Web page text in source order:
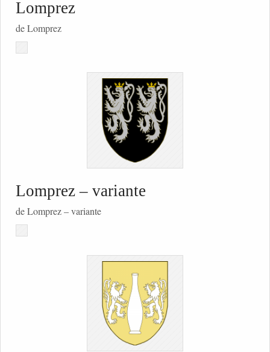
Lomprez
de Lomprez
Lomprez – variante
de Lomprez – variante